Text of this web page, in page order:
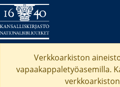
Verkkoarkiston
vapaakappaletyöasemilla.